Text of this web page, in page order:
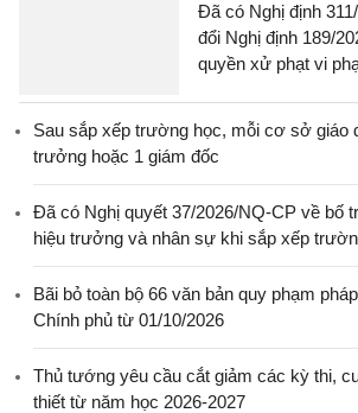
Đã có Nghị định
đổi Nghị định 189/
quyền xử phạt vi
Sau sắp xếp trường học, mỗi cơ sở giáo
trưởng hoặc 1 giám đốc
Đã có Nghị quyết 37/2026/NQ-CP về bố
hiệu trưởng và nhân sự khi sắp xếp
Bãi bỏ toàn bộ 66 văn bản quy phạm
Chính phủ từ 01/10/2026
Thủ tướng yêu cầu cắt giảm các kỳ thi,
thiết từ năm học 2026-2027